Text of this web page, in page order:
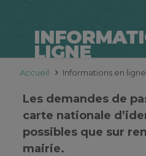
LIGNE
Accueil Informations en ligne
Les demandes de
carte nationale
possibles que sur
mairie.